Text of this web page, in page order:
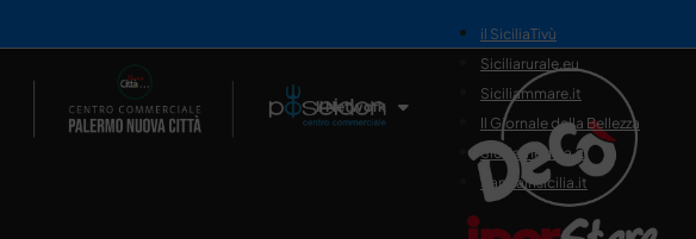
Il Network
il SiciliaTivù
Siciliarurale.eu
Siciliammare.it
Il Giornale della Bellezza
Siciliamedica.it
Sanitainsicilia.it